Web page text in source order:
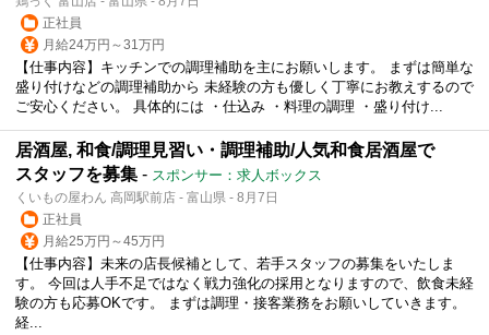
正社員
月給24万円～31万円
【仕事内容】キッチンでの調理補助を主にお願いします。 まずは簡単な
盛り付けなどの調理補助から 未経験の方も優しく丁寧にお教えするので
ご安心ください。 具体的には ・仕込み ・料理の調理 ・盛り付け...
居酒屋, 和食/調理見習い・調理補助/人気和食居酒屋で
スタッフを募集 - スポンサー：求人ボックス
くいもの屋わん 高岡駅前店 - 富山県 - 8月7日
正社員
月給25万円～45万円
【仕事内容】未来の店長候補として、若手スタッフの募集をいたしま
す。 今回は人手不足ではなく戦力強化の採用となりますので、飲食未経
験の方も応募OKです。 まずは調理・接客業務をお願いしていきます。
経...